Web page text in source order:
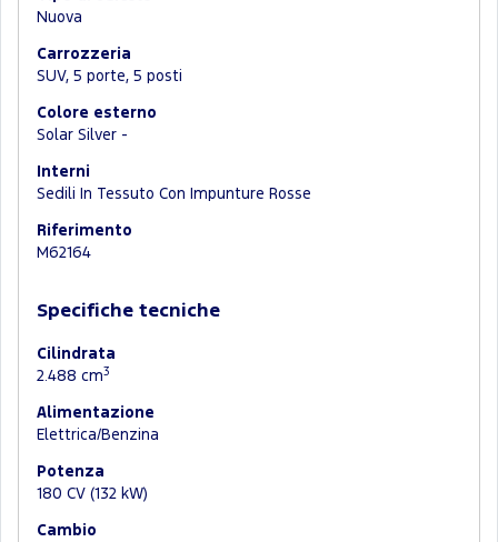
Nuova
Carrozzeria
SUV, 5 porte, 5 posti
Colore esterno
Solar Silver -
Interni
Sedili In Tessuto Con Impunture Rosse
Riferimento
M62164
Specifiche tecniche
Cilindrata
2.488 cm3
Alimentazione
Elettrica/Benzina
Potenza
180 CV (132 kW)
Cambio